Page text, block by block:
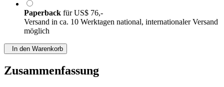
Paperback fürUS$ 76,-
Versand in ca. 10 Werktagen national, internationaler Versand
möglich
In den Warenkorb
Zusammenfassung